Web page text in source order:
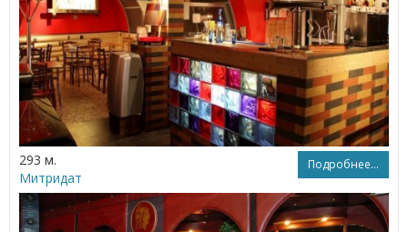
293 м. Подробнее...
Митридат